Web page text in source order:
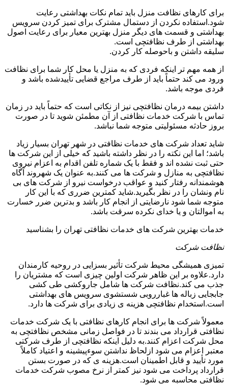
برای کارهای نظافت منزل باید تمام نکات بهداشتی رعایت
شود.استفاده نکردن از دستمال مشترک برای تمیز کردن سرویس
بهداشتی و قسمت های دیگر منزل بهترین معیار برای رعایت اصول
بهداشتی از طرف نظافتچی است.
سلیقه داشتن و باحوصله کار کردن.
از همه مهم تر اینکه فردی که به منزل یا محل کار شما برای نظافت
ورود می کند حتماً باید از طرف مراجع قضایی تأییدشده باشد و
فردی موجه باشد.
داشتن بیمه درمان نظافتچی نیز از نکاتی است که حتماً باید در زمان
تماس با شرکت خدمات نظافتی از آن مطمئن شوید تا در صورت
بروز حادثه مسئولیتی متوجه شما نباشد.
شاید تعداد شرکت های خدمات نظافتی در شهر تهران بسیار زیاد
باشد؛ اما این نکته را در نظر داشته باشید که خیلی از این شرکت ها
حتی ثبت نشده اند و فقط با یک شماره تلفن اقدام به اعزام نیروی
نظافتچی به منازل و شرکت ها می کنند.به عنوان یک شهروند آگاه
هوشمندانه رفتار کنید و عواقب درخواست نیرو از شرکت های بی
نام ونشان را در نظر بگیرید.شاید کمترین ضرری که با این کار
متوجه شما شود نارضایتی از انجام کار باشد و بدترین ضرر خسارت
به اموالتان و یا خدای نکرده سرقت باشد.
خدمات بهترین شرکت های خدمات نظافتی تهران را بشناسید
نظافت شرکت
تمیزی همیشگی محیط شرکت تأثیر بسزایی در روحیه کارمندان
دارد.علاوه بر این ظاهر شرکت اولین چیزی است که مشتریان را
جذب می کند.نظافت شرکت ها شامل جاروکشی طی کشی
جابجایی زباله ها غبارروبی شستشوی سرویس های بهداشتی
است.استخدام نظافتچی هزینه ی زیادی برای شرکت ها دارد.
معمولاً شرکت ها برای انجام کارهای نظافتی با یک شرکت خدمات
نظافتی قرارداد می بندند تا در فواصل زمانی مشخص نظافتچی به
محل شرکت اعزام کنند.به دلیل اینکه نظافتچی از طرف شرکتی
معتبر اعزام می شود ازلحاظ نداشتن سوءپیشینه و اعتیاد کاملاً
مورد تأیید و قابل اطمینان است.هزینه ی که در صورت بستن
قرارداد پرداخت می شود نیز کمتر از نرخ مصوب شرکت خدمات
نظافتی محاسبه می شود.